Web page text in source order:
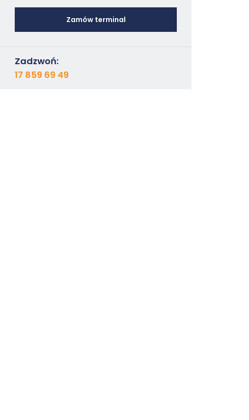
Zamów terminal
Zadzwoń:
17 859 69 49